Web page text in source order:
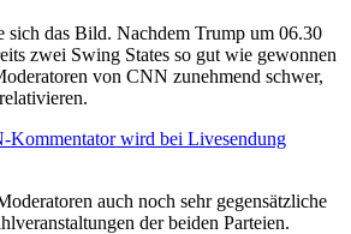
sich das Bild. Nachdem Trump um 06.30
zwei Swing States so gut wie gewonnen
von CNN zunehmend schwer,
Kommentator wird bei Livesendung
auch noch sehr gegensätzliche
der beiden Parteien.